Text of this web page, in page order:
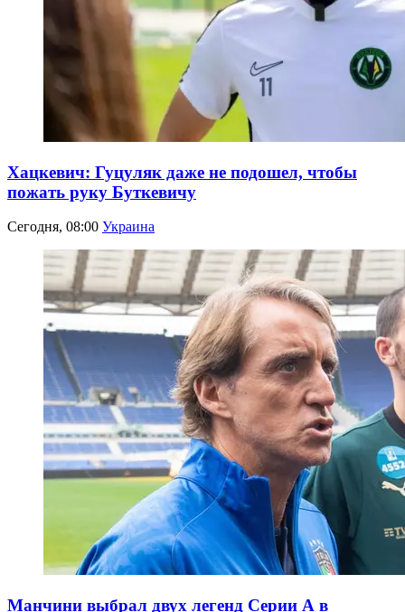
Хацкевич: Гуцуляк даже не подошел, чтобы
пожать руку Буткевичу
Сегодня, 08:00 Украина
Манчини выбрал двух легенд Серии А в